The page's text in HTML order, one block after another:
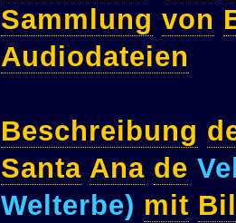
Sammlung von
Audiodateien
Beschreibung
Santa Ana de
Welterbe) mit